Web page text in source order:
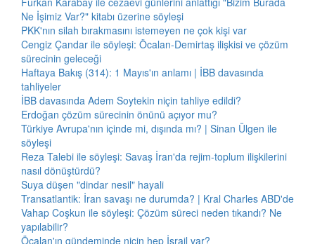
Ne İşimiz Var?" kitabı üzerine söyleşi
PKK'nın silah bırakmasını istemeyen ne çok kişi var
Cengiz Çandar ile söyleşi: Öcalan-Demirtaş ilişkisi ve çözüm
sürecinin geleceği
Haftaya Bakış (314): 1 Mayıs'ın anlamı | İBB davasında
tahliyeler
İBB davasında Adem Soytekin niçin tahliye edildi?
Erdoğan çözüm sürecinin önünü açıyor mu?
Türkiye Avrupa'nın içinde mi, dışında mı? | Sinan Ülgen ile
söyleşi
Reza Talebi ile söyleşi: Savaş İran'da rejim-toplum ilişkilerini
nasıl dönüştürdü?
Suya düşen "dindar nesil" hayali
Transatlantik: İran savaşı ne durumda? | Kral Charles ABD'de
Vahap Coşkun ile söyleşi: Çözüm süreci neden tıkandı? Ne
yapılabilir?
Öcalan'ın gündeminde niçin hep İsrail var?